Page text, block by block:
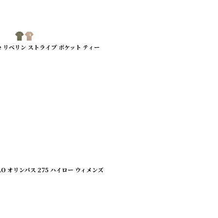
リン ストライプ ポケット ティー
リンパス 275 ハイロー ウィメンズ